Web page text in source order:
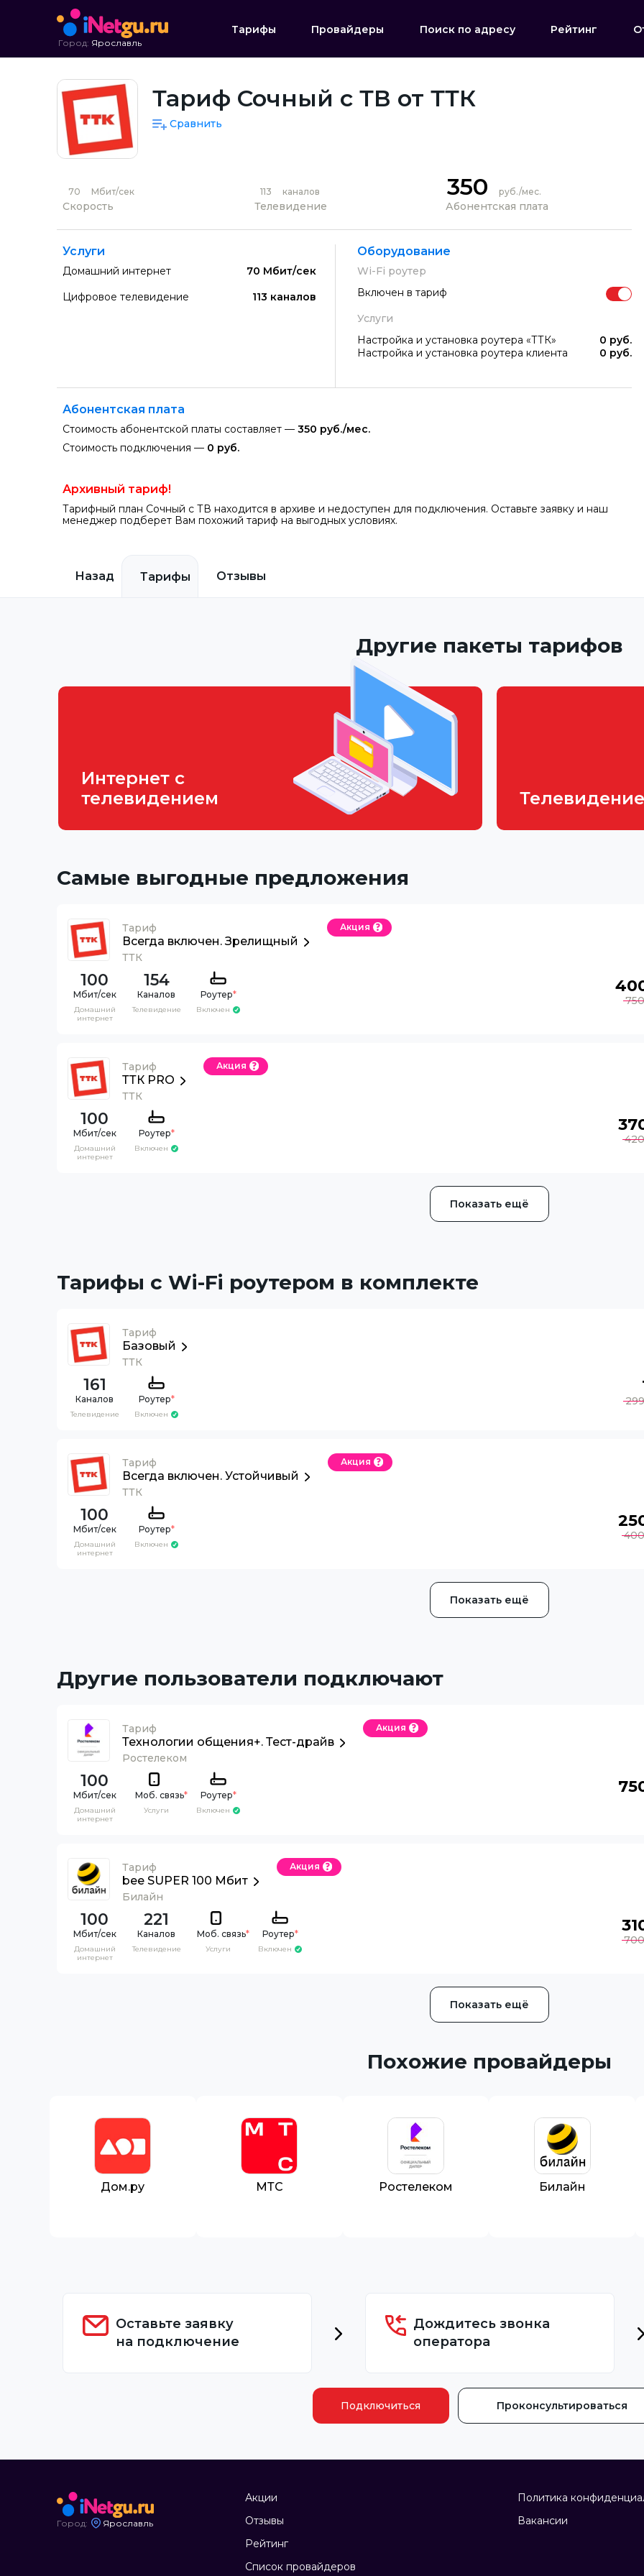
Город: Ярославль
Тарифы Провайдеры Поиск по адресу Рейтинг
Тариф Сочный с ТВ от ТТК
Сравнить
70 Мбит/сек
Скорость
113 каналов
Телевидение
350 руб./мес.
Абонентская плата
Услуги
Домашний интернет
70 Мбит/сек
Цифровое телевидение
113 каналов
Оборудование
Wi-Fi роутер
Включен в тариф
Услуги
Настройка и установка роутера «ТТК»
0 руб.
Настройка и установка роутера клиента
0 руб.
Абонентская плата
Стоимость абонентской платы составляет — 350 руб./мес.
Стоимость подключения — 0 руб.
Архивный тариф!
Тарифный план Сочный с ТВ находится в архиве и недоступен для подключения. Оставьте заявку и наш
менеджер подберет Вам похожий тариф на выгодных условиях.
Назад Тарифы Отзывы
Другие пакеты тарифов
Интернет с
телевидением
Телевидение
Самые выгодные предложения
Тариф
Всегда включен. Зрелищный
ТТК
Акция
100
Домашний
интернет
154
Каналов
Телевидение
Роутер*
Включен
750
Тариф
ТТК PRO
ТТК
Акция
100
Домашний
интернет
Роутер*
Включен
420
Показать ещё
Тарифы с Wi-Fi роутером в комплекте
Тариф
Базовый
ТТК
161
Каналов
Телевидение
Роутер*
Включен
299
Тариф
Всегда включен. Устойчивый
ТТК
Акция
100
Домашний
интернет
Роутер*
Включен
400
Показать ещё
Другие пользователи подключают
Тариф
Технологии общения+. Тест-драйв
Ростелеком
Акция
100
Домашний
интернет
Моб. связь*
Услуги
Роутер*
Включен
Тариф
bee SUPER 100 Мбит
Билайн
Акция
100
Домашний
интернет
221
Каналов
Телевидение
Моб. связь*
Услуги
Роутер*
Включен
700
Показать ещё
Похожие провайдеры
Дом.ру МТС Ростелеком Билайн
Оставьте заявку
на подключение
Дождитесь звонка
оператора
Подключиться Проконсультироваться
Город: Ярославль
Акции
Отзывы
Рейтинг
Список провайдеров
Политика
Вакансии